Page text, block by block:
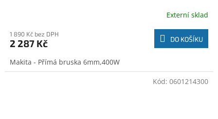
Externí sklad
1 890 Kč bez DPH
2 287 Kč DO KOŠÍKU
Makita - Přímá bruska 6mm,400W
Kód: 0601214300